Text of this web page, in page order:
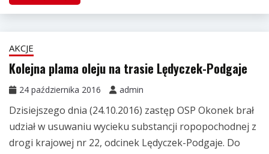
AKCJE
Kolejna plama oleju na trasie Lędyczek-Podgaje
24 października 2016 admin
Dzisiejszego dnia (24.10.2016) zastęp OSP Okonek brał
udział w usuwaniu wycieku substancji ropopochodnej z
drogi krajowej nr 22, odcinek Lędyczek-Podgaje. Do